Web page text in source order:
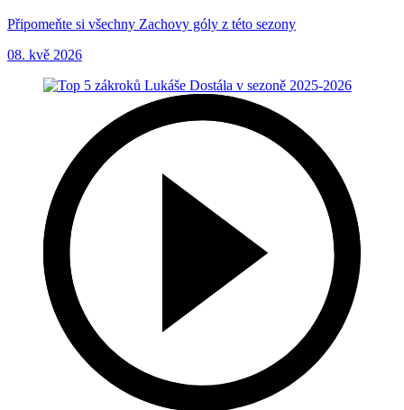
Připomeňte si všechny Zachovy góly z této sezony
08. kvě 2026